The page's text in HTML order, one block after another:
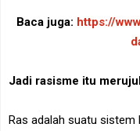
Baca juga: https://
Jadi rasisme itu
Ras adalah suatu sistem